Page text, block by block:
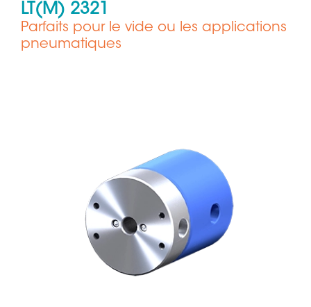
LT(M) 2321
Parfaits pour le vide ou les applications
pneumatiques